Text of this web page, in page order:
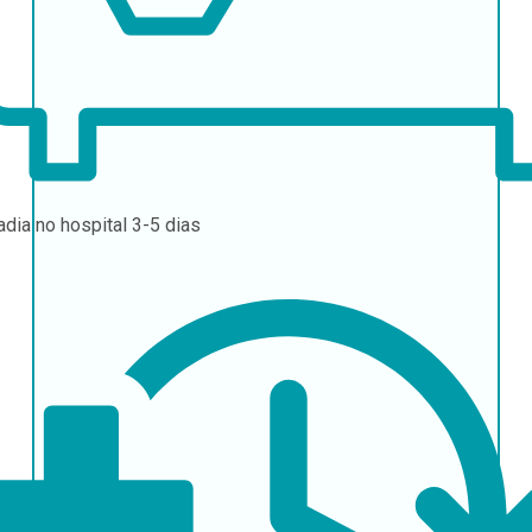
no hospital 3-5 dias